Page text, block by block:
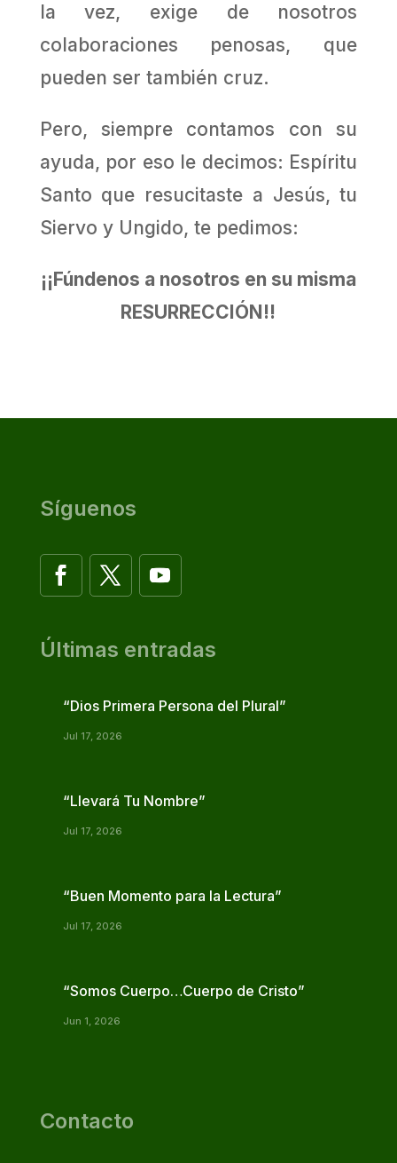
la vez, exige de nosotros
colaboraciones penosas, que
pueden ser también cruz.
Pero, siempre contamos con su
ayuda, por eso le decimos: Espíritu
Santo que resucitaste a Jesús, tu
Siervo y Ungido, te pedimos:
¡¡Fúndenos a nosotros en su misma
RESURRECCIÓN!!
Síguenos
Últimas entradas
“Dios Primera Persona del Plural”
Jul 17, 2026
“Llevará Tu Nombre”
Jul 17, 2026
“Buen Momento para la Lectura”
Jul 17, 2026
“Somos Cuerpo…Cuerpo de Cristo”
Jun 1, 2026
Contacto